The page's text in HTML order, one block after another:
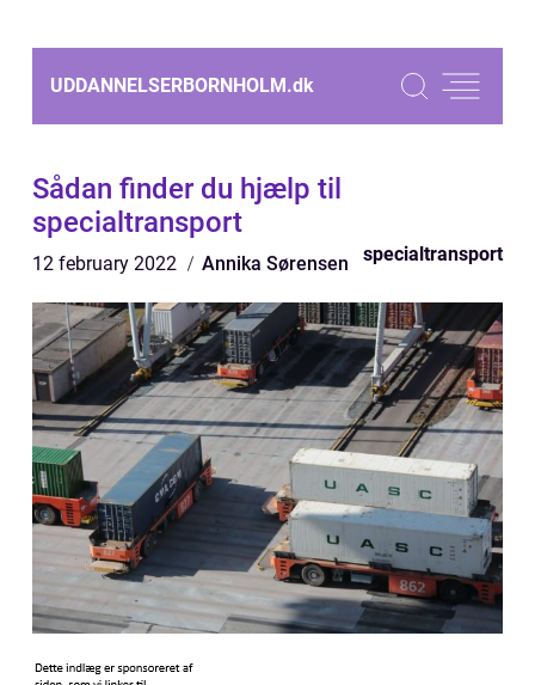
UDDANNELSERBORNHOLM.dk
Sådan finder du hjælp til
specialtransport
12 february 2022 Annika Sørensen specialtransport